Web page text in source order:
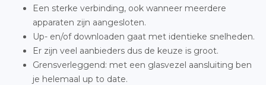
Een sterke verbinding, ook wanneer meerdere
apparaten zijn aangesloten.
Up- en/of downloaden gaat met identieke snelheden.
Er zijn veel aanbieders dus de keuze is groot.
Grensverleggend: met een glasvezel aansluiting ben
je helemaal up to date.